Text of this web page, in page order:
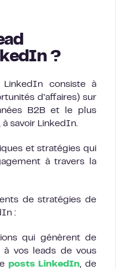
?
consiste à
d’affaires) sur
B2B et le plus
à savoir LinkedIn.
et stratégies qui
à travers la
de stratégies de
:
qui génèrent de
à vos leads de vous
posts LinkedIn, de